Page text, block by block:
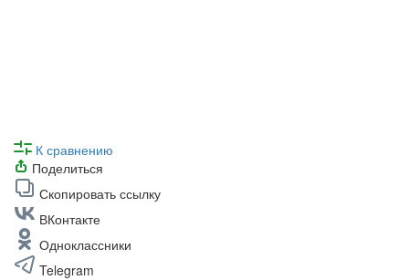
К сравнению
Поделиться
Скопировать ссылку
ВКонтакте
Одноклассники
Telegram